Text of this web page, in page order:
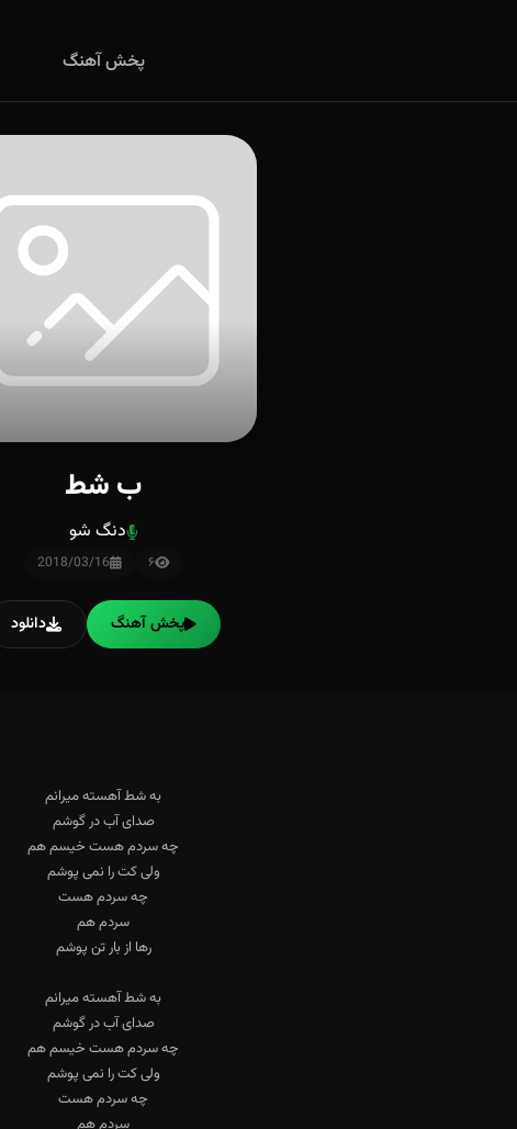
پخش آهنگ
ب شط
دنگ شو
۶ 2018/03/16
پخش آهنگ دانلود